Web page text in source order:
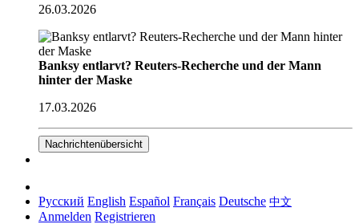
26.03.2026
Banksy entlarvt? Reuters-Recherche und der Mann
hinter der Maske
17.03.2026
Nachrichtenübersicht
Русский English Español Français Deutsche 中文
Anmelden Registrieren